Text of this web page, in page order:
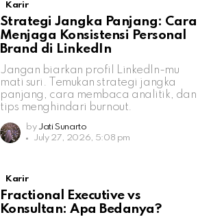
Karir
Strategi Jangka Panjang: Cara
Menjaga Konsistensi Personal
Brand di LinkedIn
Jangan biarkan profil LinkedIn-mu
mati suri. Temukan strategi jangka
panjang, cara membaca analitik, dan
tips menghindari burnout.
by Jati Sunarto
July 27, 2026, 5:08 pm
Karir
Fractional Executive vs
Konsultan: Apa Bedanya?